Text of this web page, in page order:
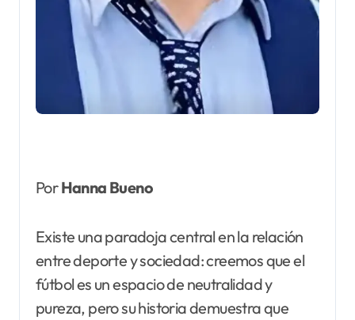
PorHanna Bueno
Existe una paradoja central en la relación
entre deporte y sociedad: creemos que el
fútbol es un espacio de neutralidad y
pureza, pero su historia demuestra que